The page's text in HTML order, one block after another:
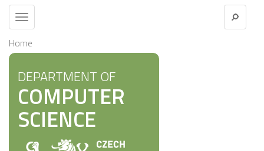
Toggle
navigation
Home
DEPARTMENT OF
COMPUTER
SCIENCE